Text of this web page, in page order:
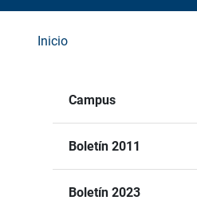
Inicio
Campus
Boletín 2011
Boletín 2023